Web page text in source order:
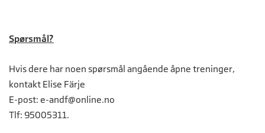
Spørsmål?
Hvis dere har noen spørsmål angående åpne treninger,
kontakt Elise Färje
E-post: e-andf@online.no
Tlf: 95005311.